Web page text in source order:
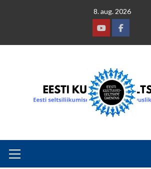
8. aug. 2026
YoutubeFacebook
Menu